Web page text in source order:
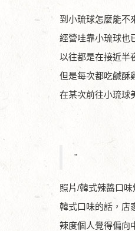
到小琉球怎麼能不
經營哇靠小琉球也
以往都是在接近半
但是每次都吃鹹酥
在某次前往小琉球
"
照片/韓式辣醬口味
韓式口味的話，店
辣度個人覺得偏向